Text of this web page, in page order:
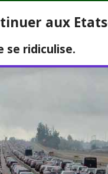
aux
se ridiculise.